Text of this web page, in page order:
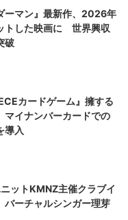
ーマン』最新作、2026年
トした映画に 世界興収
破
カードゲーム』擁する
マイナンバーカードでの
導入
ットKMNZ主催クラブイ
バーチャルシンガー理芽